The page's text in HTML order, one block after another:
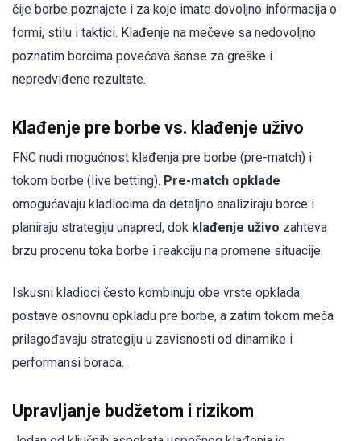
čije borbe poznajete i za koje imate dovoljno informacija o
formi, stilu i taktici. Klađenje na mečeve sa nedovoljno
poznatim borcima povećava šanse za greške i
nepredviđene rezultate.
Klađenje pre borbe vs. klađenje uživo
FNC nudi mogućnost klađenja pre borbe (pre-match) i
tokom borbe (live betting). Pre-match opklade
omogućavaju kladiocima da detaljno analiziraju borce i
planiraju strategiju unapred, dok klađenje uživo zahteva
brzu procenu toka borbe i reakciju na promene situacije.
Iskusni kladioci često kombinuju obe vrste opklada:
postave osnovnu opkladu pre borbe, a zatim tokom meča
prilagođavaju strategiju u zavisnosti od dinamike i
performansi boraca.
Upravljanje budžetom i rizikom